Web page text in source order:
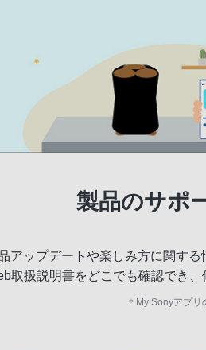
製品のサポ
アップデートや楽しみ方に関する
取扱説明書をどこでも確認でき
＊ My Sonyアプリ